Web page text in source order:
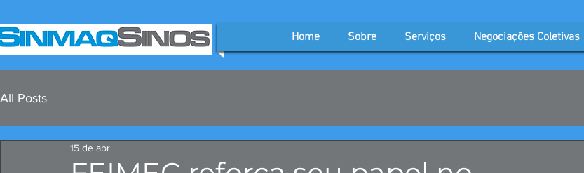
Home Sobre Serviços Negociações Coletivas
All Posts
15 de abr.